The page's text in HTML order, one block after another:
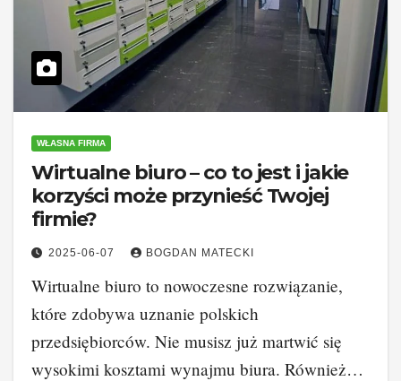
WŁASNA FIRMA
Wirtualne biuro – co to jest i jakie
korzyści może przynieść Twojej
firmie?
2025-06-07 BOGDAN MATECKI
Wirtualne biuro to nowoczesne rozwiązanie,
które zdobywa uznanie polskich
przedsiębiorców. Nie musisz już martwić się
wysokimi kosztami wynajmu biura. Również…